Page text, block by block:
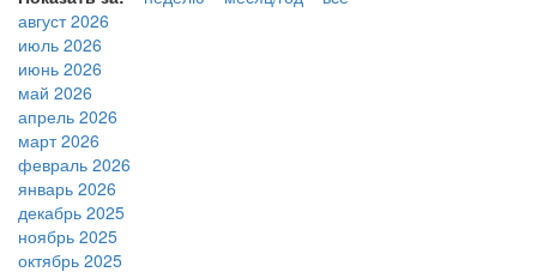
август 2026
июль 2026
июнь 2026
май 2026
апрель 2026
март 2026
февраль 2026
январь 2026
декабрь 2025
ноябрь 2025
октябрь 2025